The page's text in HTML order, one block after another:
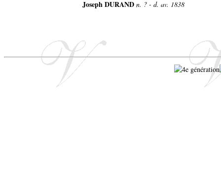
Joseph DURAND n. ? - d. av. 1838